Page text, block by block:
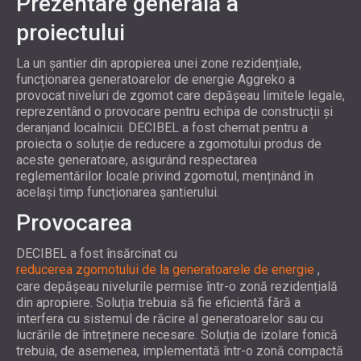
PENTRU HOTELURI
IZOLARE FONICA & PANOURI ACUSTICE
PENTRU SĂLI ȘI TEATRE
SOLUȚII DE IZOLARE FONICĂ ȘI ACUSTICĂ
PENTRU SPAȚII COMERCIALE
IZOLARE FONICĂ ȘI ACUSTICĂ PENTRU
UNITĂȚI DE ÎNVĂȚĂMÂNT
IZOLARE FONICA & PANOURI ACUSTICE
PENTRU UNITATILE DE ÎNGRIJIRE
MEDICALĂ
SOLUȚII DE IZOLARE FONICĂ ȘI ACUSTICĂ
SOLUȚII DE IZOLARE FONICĂ ȘI ACUSTICĂ
PENTRU CENTRE DE DATE
POLAND (PL)
FINLAND (FI)
РОССИЯ (RU)
USA (US)
SOUTH AFRICA (ZA)
proiectului
La un șantier din apropierea unei zone rezidențiale,
funcționarea generatoarelor de energie Aggreko a
provocat niveluri de zgomot care depășeau limitele legale,
reprezentând o provocare pentru echipa de construcții și
deranjand localnicii. DECIBEL a fost chemat pentru a
proiecta o soluție de reducere a zgomotului produs de
aceste generatoare, asigurând respectarea
reglementărilor locale privind zgomotul, menținând în
același timp funcționarea șantierului.
Provocarea
DECIBEL a fost însărcinat cu
reducerea zgomotului de la generatoarele de energie ,
care depășeau nivelurile permise într-o zonă rezidențială
din apropiere. Soluția trebuia să fie eficientă fără a
interfera cu sistemul de răcire al generatoarelor sau cu
lucrările de întreținere necesare. Soluția de izolare fonică
trebuia, de asemenea, implementată într-o zonă compactă